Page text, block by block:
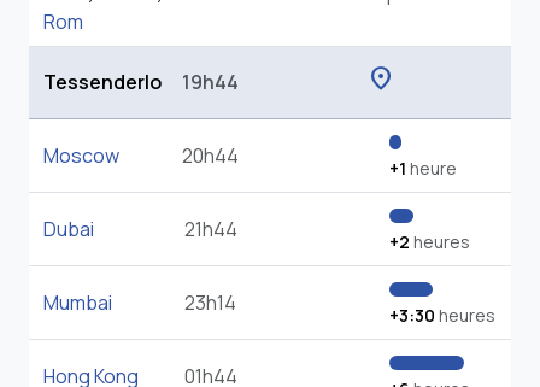
Rom
Tessenderlo 19h44 location_on
Moscow 20h44 +1 heure
Dubai 21h44 +2 heures
Mumbai 23h14 +3:30 heures
Hong Kong 01h44